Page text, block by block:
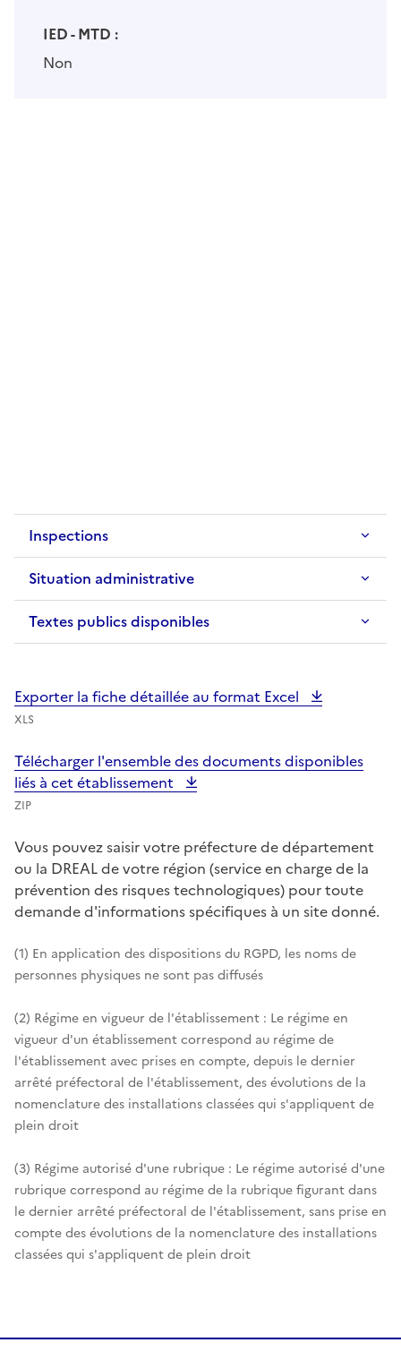
IED - MTD :
Non
Inspections
Situation administrative
Textes publics disponibles
Exporter la fiche détaillée au format Excel
XLS
Télécharger l'ensemble des documents disponibles
liés à cet établissement
ZIP
Vous pouvez saisir votre préfecture de département
ou la DREAL de votre région (service en charge de la
prévention des risques technologiques) pour toute
demande d'informations spécifiques à un site donné.
(1) En application des dispositions du RGPD, les noms de
personnes physiques ne sont pas diffusés
(2) Régime en vigueur de l'établissement : Le régime en
vigueur d'un établissement correspond au régime de
l'établissement avec prises en compte, depuis le dernier
arrêté préfectoral de l'établissement, des évolutions de la
nomenclature des installations classées qui s'appliquent de
plein droit
(3) Régime autorisé d'une rubrique : Le régime autorisé d'une
rubrique correspond au régime de la rubrique figurant dans
le dernier arrêté préfectoral de l'établissement, sans prise en
compte des évolutions de la nomenclature des installations
classées qui s'appliquent de plein droit